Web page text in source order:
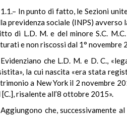
1.1.– In punto di fatto, le Sezioni
previdenza sociale (INPS)
di L.D. M. e del minore S.C.
e non riscossi dal 1°
Evidenziano che L.D. M. e D. C.,
la cui nascita «era stata
a New York il 2 novembre
[C.], risalente all’8 ottobre 2015».
Aggiungono che, successivamente